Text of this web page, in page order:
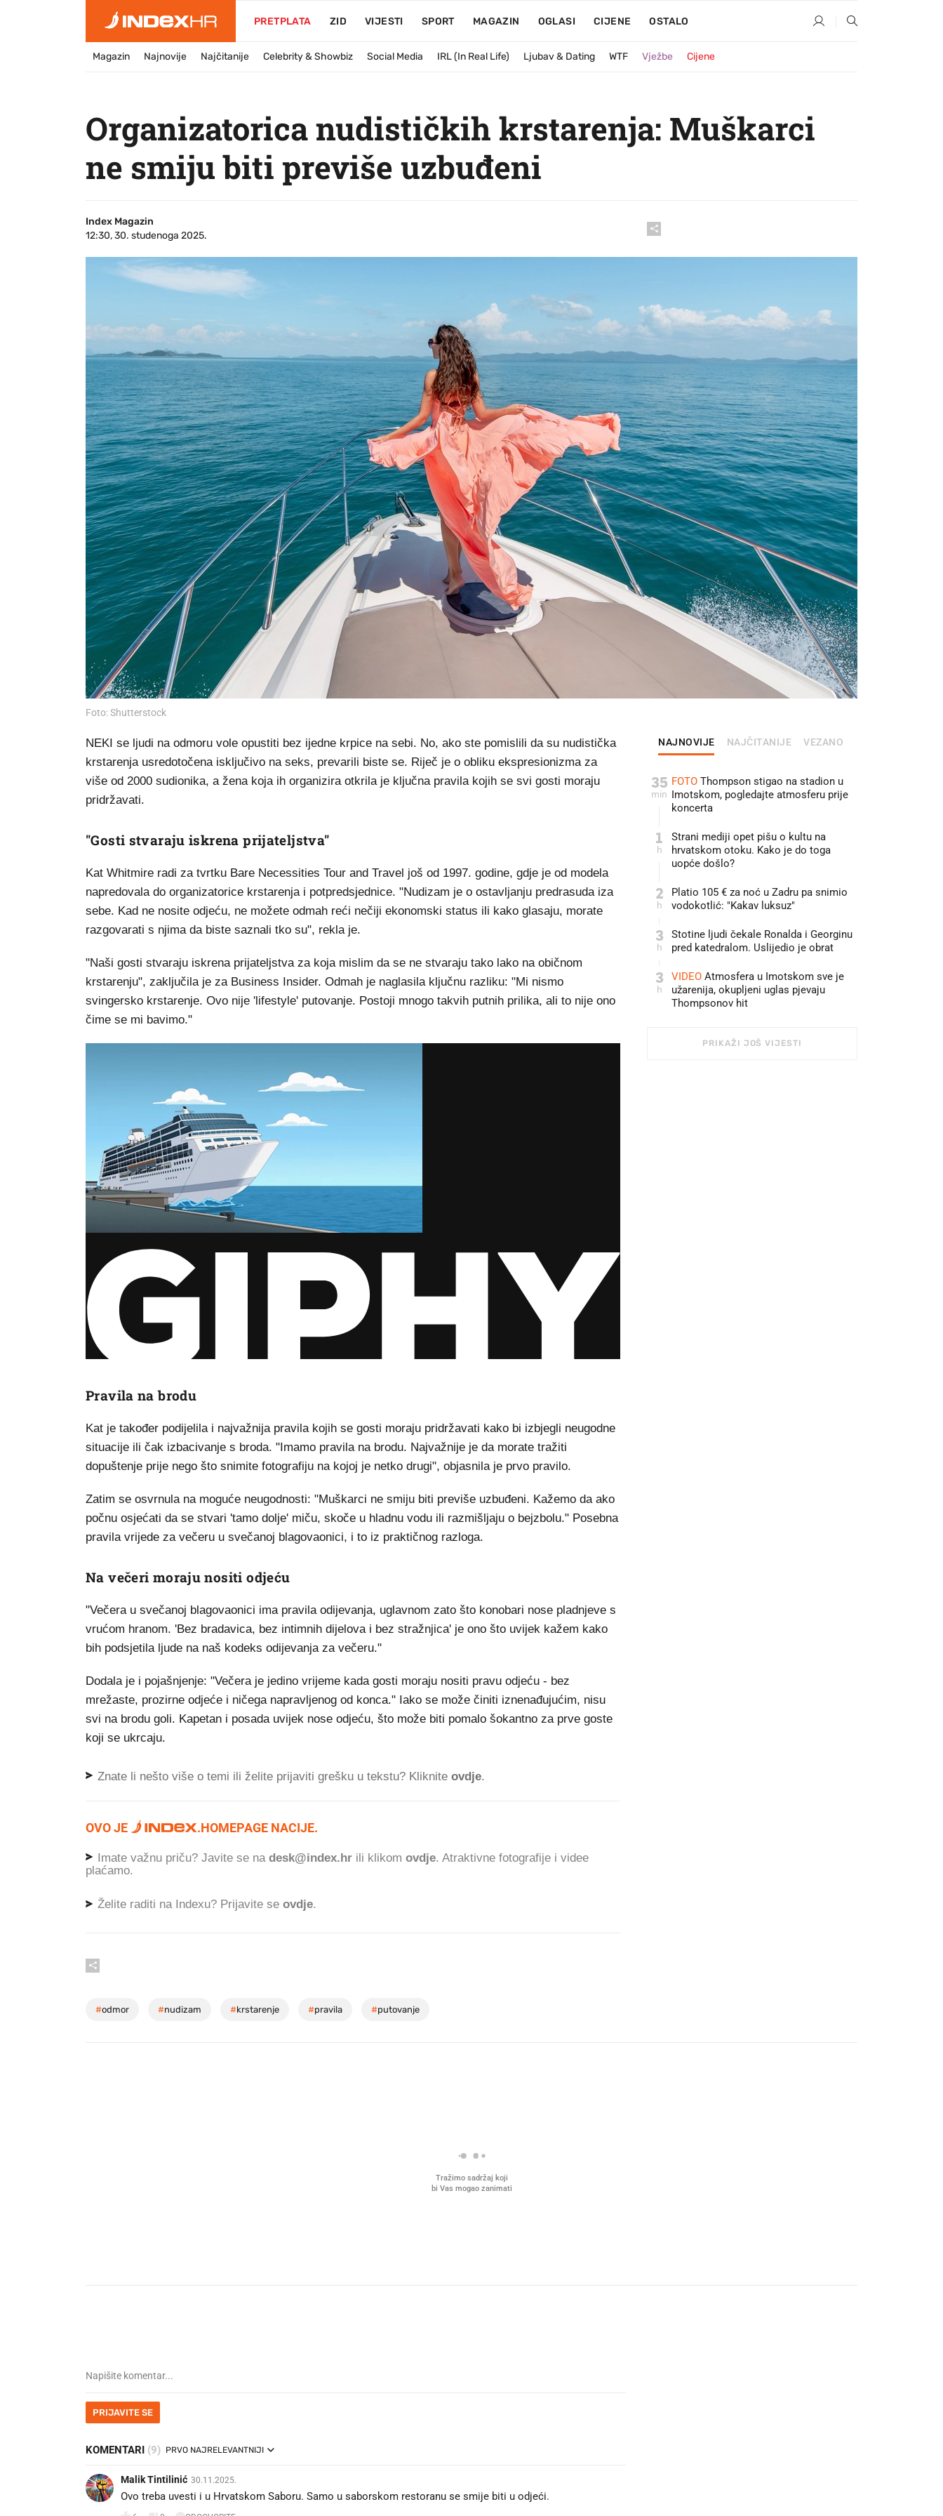
PRETPLATA ZID VIJESTI SPORT MAGAZIN OGLASI CIJENE OSTALO
Magazin Najnovije Najčitanije Celebrity & Showbiz Social Media IRL (In Real Life) Ljubav & Dating WTF Vježbe Cijene
Organizatorica nudističkih krstarenja: Muškarci
ne smiju biti previše uzbuđeni
Index Magazin
12:30, 30. studenoga 2025.
Foto: Shutterstock
NEKI se ljudi na odmoru vole opustiti bez ijedne krpice na sebi. No, ako ste pomislili da su nudistička
krstarenja usredotočena isključivo na seks, prevarili biste se. Riječ je o obliku ekspresionizma za
više od 2000 sudionika, a žena koja ih organizira otkrila je ključna pravila kojih se svi gosti moraju
pridržavati.
"Gosti stvaraju iskrena prijateljstva"
Kat Whitmire radi za tvrtku Bare Necessities Tour and Travel još od 1997. godine, gdje je od modela
napredovala do organizatorice krstarenja i potpredsjednice. "Nudizam je o ostavljanju predrasuda iza
sebe. Kad ne nosite odjeću, ne možete odmah reći nečiji ekonomski status ili kako glasaju, morate
razgovarati s njima da biste saznali tko su", rekla je.
"Naši gosti stvaraju iskrena prijateljstva za koja mislim da se ne stvaraju tako lako na običnom
krstarenju", zaključila je za Business Insider. Odmah je naglasila ključnu razliku: "Mi nismo
svingersko krstarenje. Ovo nije 'lifestyle' putovanje. Postoji mnogo takvih putnih prilika, ali to nije ono
čime se mi bavimo."
Pravila na brodu
Kat je također podijelila i najvažnija pravila kojih se gosti moraju pridržavati kako bi izbjegli neugodne
situacije ili čak izbacivanje s broda. "Imamo pravila na brodu. Najvažnije je da morate tražiti
dopuštenje prije nego što snimite fotografiju na kojoj je netko drugi", objasnila je prvo pravilo.
Zatim se osvrnula na moguće neugodnosti: "Muškarci ne smiju biti previše uzbuđeni. Kažemo da ako
počnu osjećati da se stvari 'tamo dolje' miču, skoče u hladnu vodu ili razmišljaju o bejzbolu." Posebna
pravila vrijede za večeru u svečanoj blagovaonici, i to iz praktičnog razloga.
Na večeri moraju nositi odjeću
"Večera u svečanoj blagovaonici ima pravila odijevanja, uglavnom zato što konobari nose pladnjeve s
vrućom hranom. 'Bez bradavica, bez intimnih dijelova i bez stražnjica' je ono što uvijek kažem kako
bih podsjetila ljude na naš kodeks odijevanja za večeru."
Dodala je i pojašnjenje: "Večera je jedino vrijeme kada gosti moraju nositi pravu odjeću - bez
mrežaste, prozirne odjeće i ničega napravljenog od konca." Iako se može činiti iznenađujućim, nisu
svi na brodu goli. Kapetan i posada uvijek nose odjeću, što može biti pomalo šokantno za prve goste
koji se ukrcaju.
Znate li nešto više o temi ili želite prijaviti grešku u tekstu? Kliknite ovdje.
OVO JE .HOMEPAGE NACIJE.
Imate važnu priču? Javite se na desk@index.hr ili klikom ovdje. Atraktivne fotografije i videe
plaćamo.
Želite raditi na Indexu? Prijavite se ovdje.
#odmor #nudizam #krstarenje #pravila #putovanje
NAJNOVIJE NAJČITANIJE VEZANO
35
min
FOTO Thompson stigao na stadion u
Imotskom, pogledajte atmosferu prije
koncerta
1
h
Strani mediji opet pišu o kultu na
hrvatskom otoku. Kako je do toga
uopće došlo?
2
h
Platio 105 € za noć u Zadru pa snimio
vodokotlić: "Kakav luksuz"
3
h
Stotine ljudi čekale Ronalda i Georginu
pred katedralom. Uslijedio je obrat
3
h
VIDEO Atmosfera u Imotskom sve je
užarenija, okupljeni uglas pjevaju
Thompsonov hit
PRIKAŽI JOŠ VIJESTI
Tražimo sadržaj koji
bi Vas mogao zanimati
PRIJAVITE SE
KOMENTARI (9) PRVO NAJRELEVANTNIJI
Malik Tintilinić 30.11.2025.
Ovo treba uvesti i u Hrvatskom Saboru. Samo u saborskom restoranu se smije biti u odjeći.